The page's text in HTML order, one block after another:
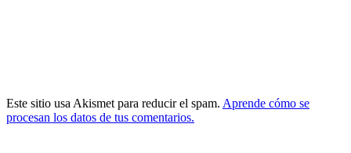
Este sitio usa Akismet para reducir el spam. Aprende cómo se
procesan los datos de tus comentarios.